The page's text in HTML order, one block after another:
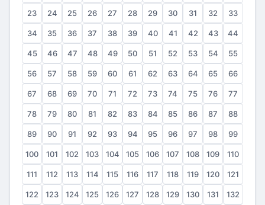
23 24 25 26 27 28 29 30 31 32 33
34 35 36 37 38 39 40 41 42 43 44
45 46 47 48 49 50 51 52 53 54 55
56 57 58 59 60 61 62 63 64 65 66
67 68 69 70 71 72 73 74 75 76 77
78 79 80 81 82 83 84 85 86 87 88
89 90 91 92 93 94 95 96 97 98 99
100 101 102 103 104 105 106 107 108 109 110
111 112 113 114 115 116 117 118 119 120 121
122 123 124 125 126 127 128 129 130 131 132